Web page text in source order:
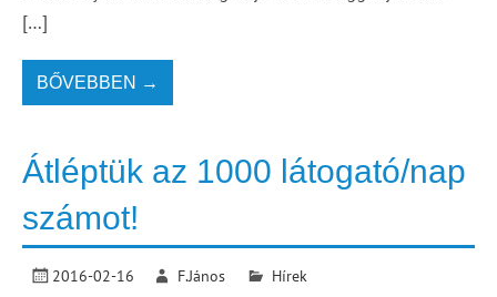
[…]
BŐVEBBEN →
Átléptük az 1000 látogató/nap
számot!
2016-02-16 F.János Hírek